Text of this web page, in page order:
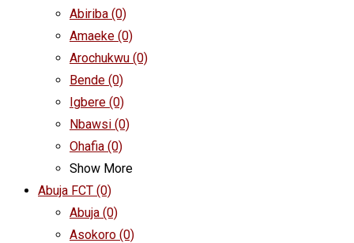
Abiriba (0)
Amaeke (0)
Arochukwu (0)
Bende (0)
Igbere (0)
Nbawsi (0)
Ohafia (0)
Show More
Abuja FCT (0)
Abuja (0)
Asokoro (0)